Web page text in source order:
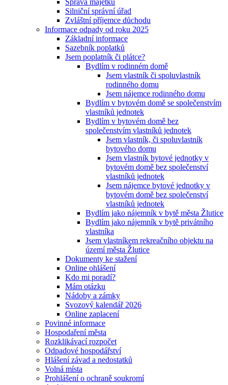
Správa majetku
Silniční správní úřad
Zvláštní příjemce důchodu
Informace odpady od roku 2025
Základní informace
Sazebník poplatků
Jsem poplatník či plátce?
Bydlím v rodinném domě
Jsem vlastník či spoluvlastník
rodinného domu
Jsem nájemce rodinného domu
Bydlím v bytovém domě se společenstvím
vlastníků jednotek
Bydlím v bytovém domě bez
společenstvím vlastníků jednotek
Jsem vlastník, či spoluvlastník
bytového domu
Jsem vlastník bytové jednotky v
bytovém domě bez společenství
vlastníků jednotek
Jsem nájemce bytové jednotky v
bytovém domě bez společenství
vlastníků jednotek
Bydlím jako nájemník v bytě města Žlutice
Bydlím jako nájemník v bytě privátního
vlastníka
Jsem vlastníkem rekreačního objektu na
území města Žlutice
Dokumenty ke stažení
Online ohlášení
Kdo mi poradí?
Mám otázku
Nádoby a zámky
Svozový kalendář 2026
Online zaplacení
Povinné informace
Hospodaření města
Rozklikávací rozpočet
Odpadové hospodářství
Hlášení závad a nedostatků
Volná místa
Prohlášení o ochraně soukromí